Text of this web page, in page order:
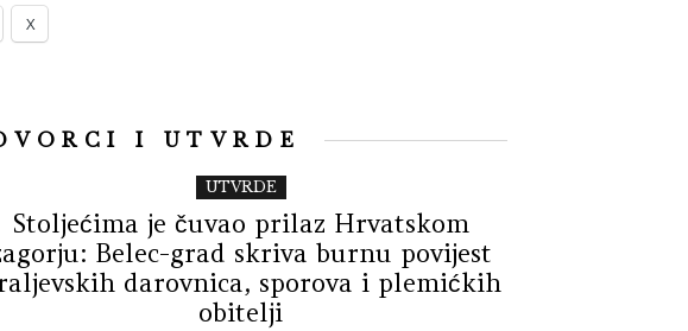
X
I UTVRDE
UTVRDE
Stoljećima je čuvao prilaz Hrvatskom
Belec-grad skriva burnu povijest
darovnica, sporova i plemićkih
obitelji